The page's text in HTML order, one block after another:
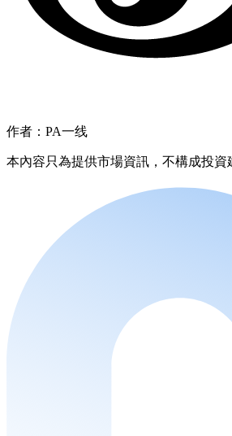
作者：PA一线
本內容只為提供市場資訊，不構成投資